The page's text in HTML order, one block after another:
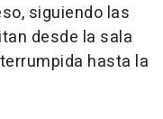
siguiendo las
desde la sala
hasta la